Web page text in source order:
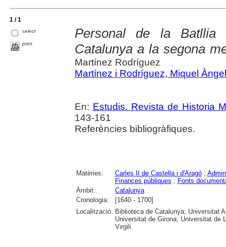
1 / 1
select
print
Personal de la
Catalunya a la segona
Martínez Rodríguez
Martínez i Rodríguez, Miquel Àngel
En: Estudis. Revista de Historia
143-161
Referències bibliogràfiques.
Matèries: Carles II de Castella i d'Aragó;
Finances públiques ; Fonts
Àmbit:
Catalunya
Cronologia:
[1640 - 1700]
Localització: Biblioteca de Catalunya; Universitat
Universitat de Girona; Universitat de
Virgili